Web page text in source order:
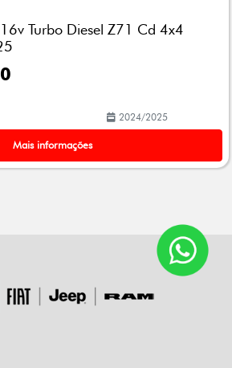
Turbo Diesel Z71 Cd 4x4
2024/2025
Mais informações